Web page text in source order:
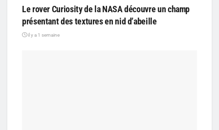
Le rover Curiosity de la NASA découvre un champ
présentant des textures en nid d’abeille
il y a 1 semaine